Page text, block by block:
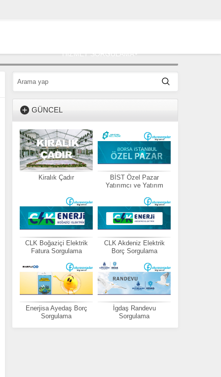
HİZMET SORGULAMA
GÜNCEL
Kiralık Çadır
BİST Özel Pazar
Yatırımcı ve Yatırım
CLK Boğaziçi Elektrik
Fatura Sorgulama
CLK Akdeniz Elektrik
Borç Sorgulama
Enerjisa Ayedaş Borç
Sorgulama
İgdaş Randevu
Sorgulama